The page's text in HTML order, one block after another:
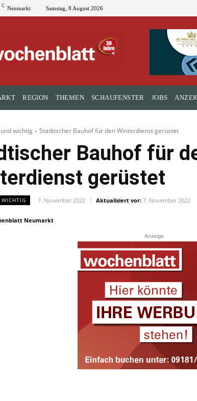
C Neumarkt Samstag, 8 August 2026
REGION THEMEN SCHAUFENSTER JOBS
wichtig Städtischer Bauhof für den Winterdienst gerüstet
Bauhof für
gerüstet
7. November 2022 Aktualisiert vor: 7. November 2022
Neumarkt
Anzeige